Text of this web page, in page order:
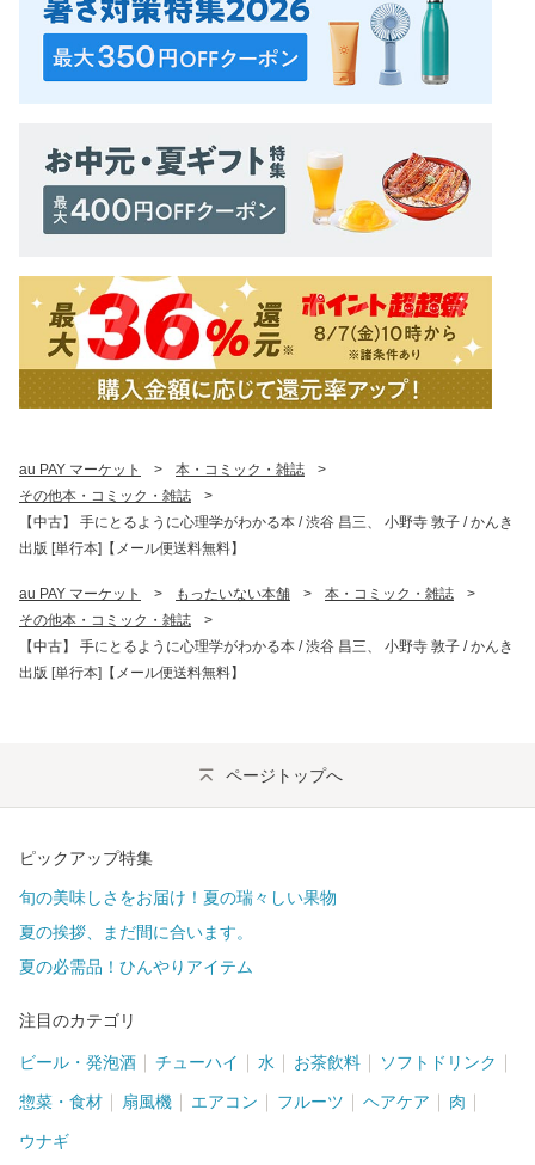
au PAY マーケット > 本・コミック・雑誌
>
その他本・コミック・雑誌
>
【中古】 手にとるように心理学がわかる本 / 渋谷 昌三、 小野寺 敦子 / かんき
出版 [単行本]【メール便送料無料】
au PAY マーケット > もったいない本舗 > 本・コミック・雑誌
>
その他本・コミック・雑誌
>
【中古】 手にとるように心理学がわかる本 / 渋谷 昌三、 小野寺 敦子 / かんき
出版 [単行本]【メール便送料無料】
ページトップへ
ピックアップ特集
旬の美味しさをお届け！夏の瑞々しい果物
夏の挨拶、まだ間に合います。
夏の必需品！ひんやりアイテム
注目のカテゴリ
ビール・発泡酒 チューハイ 水 お茶飲料 ソフトドリンク
惣菜・食材 扇風機 エアコン フルーツ ヘアケア 肉
ウナギ